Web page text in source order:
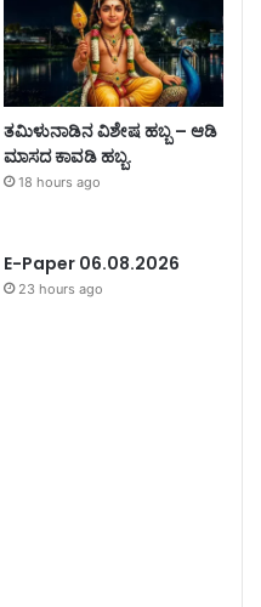
ತಮಿಳುನಾಡಿನ ವಿಶೇಷ ಹಬ್ಬ – ಆಡಿ
ಮಾಸದ ಕಾವಡಿ ಹಬ್ಬ.
18 hours ago
E-Paper 06.08.2026
23 hours ago